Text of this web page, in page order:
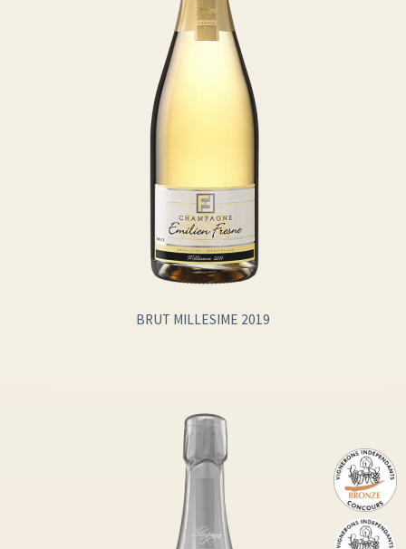
BRUT MILLESIME 2019